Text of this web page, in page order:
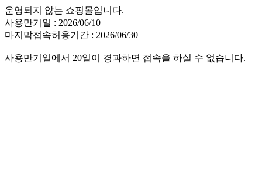
운영되지 않는 쇼핑몰입니다.
사용만기일 : 2026/06/10
마지막접속허용기간 : 2026/06/30
사용만기일에서 20일이 경과하면 접속을 하실 수 없습니다.